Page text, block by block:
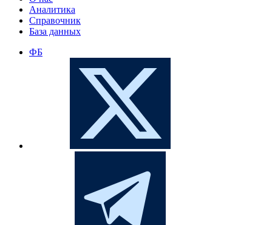
Аналитика
Справочник
База данных
ФБ